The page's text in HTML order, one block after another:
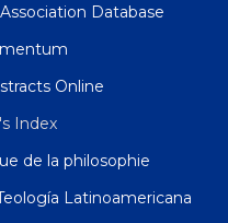
Database
Online
Index
de la philosophie
Latinoamericana